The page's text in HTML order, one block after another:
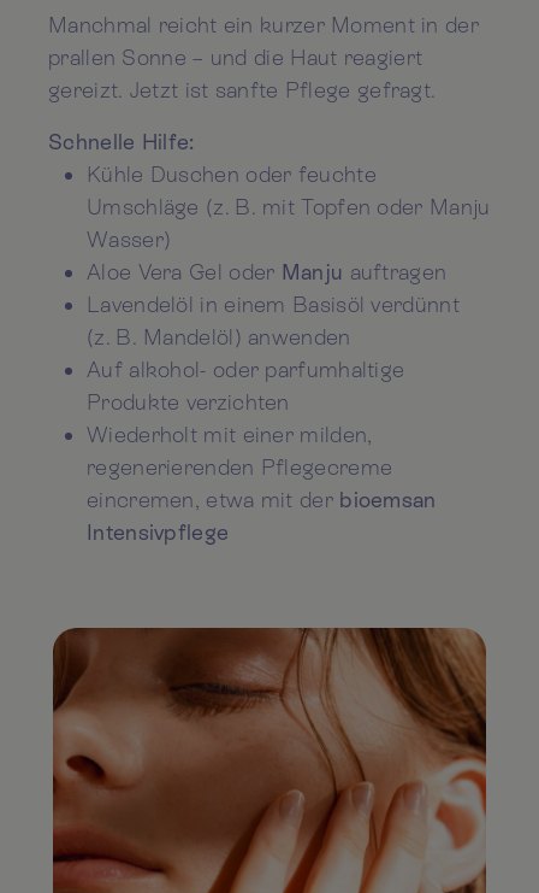
Manchmal reicht ein kurzer Moment in der
prallen Sonne – und die Haut reagiert
gereizt. Jetzt ist sanfte Pflege gefragt.
Schnelle Hilfe:
Kühle Duschen oder feuchte
Umschläge (z. B. mit Topfen oder Manju
Wasser)
Aloe Vera Gel oder Manju auftragen
Lavendelöl in einem Basisöl verdünnt
(z. B. Mandelöl) anwenden
Auf alkohol- oder parfumhaltige
Produkte verzichten
Wiederholt mit einer milden,
regenerierenden Pflegecreme
eincremen, etwa mit der bioemsan
Intensivpflege